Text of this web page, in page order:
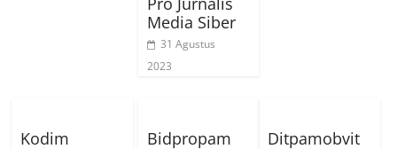
Media Siber
31 Agustus
2023
Kodim
Bidpropam
Ditpamobvit